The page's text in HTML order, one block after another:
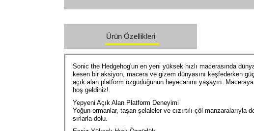
Ürün Özellikleri
Sonic the Hedgehog'un en yeni yüksek hızlı macerasında
kesen bir aksiyon, macera ve gizem dünyasını keşfederken
açık alan platform özgürlüğünün heyecanını yaşayın.
hoş geldiniz!
Yepyeni Açık Alan Platform Deneyimi
Yoğun ormanlar, taşan şelaleler ve cızırtılı çöl
sırlarla dolu.